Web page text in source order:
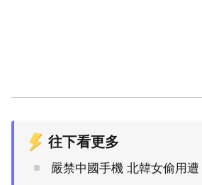
往下看更多
嚴禁中國手機 北韓女偷用